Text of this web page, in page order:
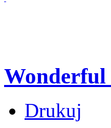
Wonderful
Drukuj